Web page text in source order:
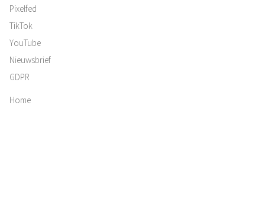
Pixelfed
TikTok
YouTube
Nieuwsbrief
GDPR
Home